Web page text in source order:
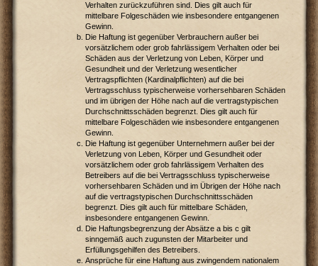
Verhalten zurückzuführen sind. Dies gilt auch für
mittelbare Folgeschäden wie insbesondere entgangenen
Gewinn.
Die Haftung ist gegenüber Verbrauchern außer bei
vorsätzlichem oder grob fahrlässigem Verhalten oder bei
Schäden aus der Verletzung von Leben, Körper und
Gesundheit und der Verletzung wesentlicher
Vertragspflichten (Kardinalpflichten) auf die bei
Vertragsschluss typischerweise vorhersehbaren Schäden
und im übrigen der Höhe nach auf die vertragstypischen
Durchschnittsschäden begrenzt. Dies gilt auch für
mittelbare Folgeschäden wie insbesondere entgangenen
Gewinn.
Die Haftung ist gegenüber Unternehmern außer bei der
Verletzung von Leben, Körper und Gesundheit oder
vorsätzlichem oder grob fahrlässigem Verhalten des
Betreibers auf die bei Vertragsschluss typischerweise
vorhersehbaren Schäden und im Übrigen der Höhe nach
auf die vertragstypischen Durchschnittsschäden
begrenzt. Dies gilt auch für mittelbare Schäden,
insbesondere entgangenen Gewinn.
Die Haftungsbegrenzung der Absätze a bis c gilt
sinngemäß auch zugunsten der Mitarbeiter und
Erfüllungsgehilfen des Betreibers.
Ansprüche für eine Haftung aus zwingendem nationalem